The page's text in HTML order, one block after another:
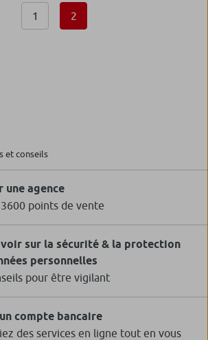
1 2
et conseils
une agence
points de vente
sur la sécurité & la protection
personnelles
pour être vigilant
compte bancaire
des services en ligne tout en vous